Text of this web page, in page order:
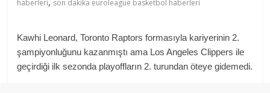
haberleri son dakika euroleague basketbol haberleri
Kawhi Leonard, Toronto Raptors formasıyla kariyerinin 2.
şampiyonluğunu kazanmıştı ama Los Angeles Clippers ile
geçirdiği ilk sezonda playoffların 2. turundan öteye gidemedi.